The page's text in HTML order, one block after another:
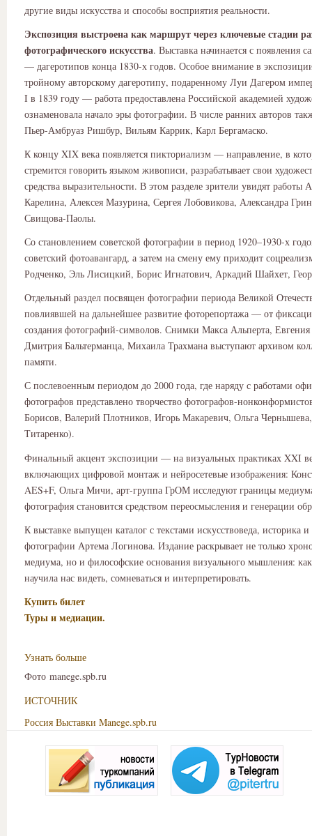
другие виды искусства и способы восприятия реальности.
Экспозиция выстроена как маршрут через ключевые стадии
фотографического искусства. Выставка начинается с появления
— дагеротипов конца 1830-х годов. Особое внимание в
тройному авторскому дагеротипу, подаренному Луи Дагером
I в 1839 году — работа предоставлена Российской академией
ознаменовала начало эры фотографии. В числе ранних авторов
Пьер-Амбруаз Ришбур, Вильям Каррик, Карл Бергамаско.
К концу XIX века появляется пикториализм — направление, в
стремится говорить языком живописи, разрабатывает свои
средства выразительности. В этом разделе зрители увидят работы
Карелина, Алексея Мазурина, Сергея Лобовикова, Александра
Свищова-Паолы.
Со становлением советской фотографии в период 1920–1930-х
советский фотоавангард, а затем на смену ему приходит
Родченко, Эль Лисицкий, Борис Игнатович, Аркадий Шайхет,
Отдельный раздел посвящен фотографии периода Великой
повлиявшей на дальнейшее развитие фоторепортажа — от
создания фотографий-символов. Снимки Макса Альперта,
Дмитрия Бальтерманца, Михаила Трахмана выступают архивом
памяти.
С послевоенным периодом до 2000 года, где наряду с работами
фотографов представлено творчество фотографов-
Борисов, Валерий Плотников, Игорь Макаревич, Ольга
Титаренко).
Финальный акцент экспозиции — на визуальных практиках XXI
включающих цифровой монтаж и нейросетевые изображения:
AES+F, Ольга Мичи, арт-группа ГрОМ исследуют границы
фотография становится средством переосмысления и генерации
К выставке выпущен каталог с текстами искусствоведа, историка и
фотографии Артема Логинова. Издание раскрывает не только
медиума, но и философские основания визуального мышления:
научила нас видеть, сомневаться и интерпретировать.
Купить билет
Туры и медиации.
Узнать больше
Фото manege.spb.ru
ИСТОЧНИК
Россия Выставки Manege.spb.ru